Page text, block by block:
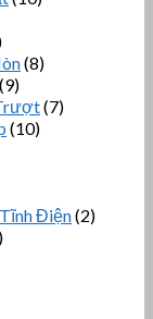
(8)
(9)
(7)
(10)
Điện(2)